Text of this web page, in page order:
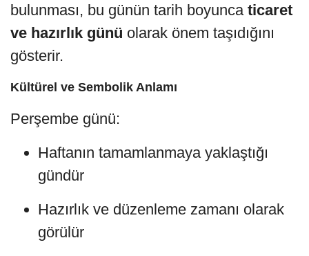
bulunması, bu günün tarih boyunca ticaret
ve hazırlık günü olarak önem taşıdığını
gösterir.
Kültürel ve Sembolik Anlamı
Perşembe günü:
Haftanın tamamlanmaya yaklaştığı
gündür
Hazırlık ve düzenleme zamanı olarak
görülür